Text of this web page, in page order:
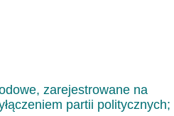
zarejestrowane na
partii politycznych;